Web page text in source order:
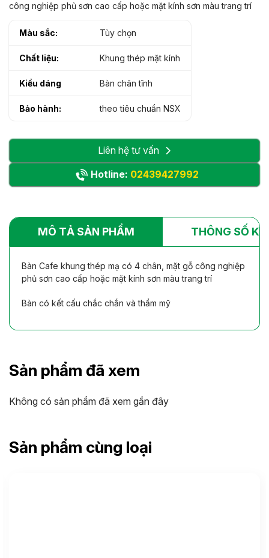
công nghiệp phủ sơn cao cấp hoặc mặt kính sơn màu trang trí
Màu sắc: Tùy chọn
Chất liệu: Khung thép mặt kính
Kiểu dáng Bàn chân tĩnh
Bảo hành: theo tiêu chuẩn NSX
Liên hệ tư vấn
Hotline: 02439427992
MÔ TẢ SẢN PHẨM THÔNG SỐ
Bàn Cafe khung thép mạ có 4 chân, mặt gỗ công nghiệp
phủ sơn cao cấp hoặc mặt kính sơn màu trang trí
Bàn có kết cấu chắc chắn và thẩm mỹ
Sản phẩm đã xem
Không có sản phẩm đã xem gần đây
Sản phẩm cùng loại